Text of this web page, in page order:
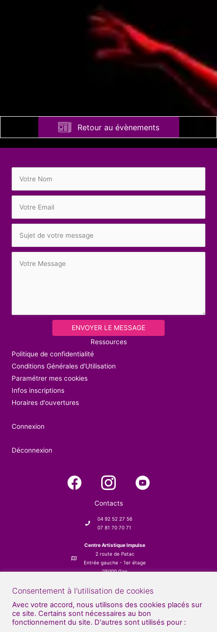
Retour au évènements
ENVOYER LE MESSAGE
Ressources
Politique de confidentialité
Conditions Générales d'Utilisation
Paramétrer mes cookies
Infos inscriptions
Horaires d'ouvertures
Connexion
Déconnexion
Contacts
04 92 52 27 56
07 81 70 70 71
Centre Artistique Impulse
2 route de Patac
Entrée gauche - 1er étage
05000 Gap
Consentement à l'utilisation de cookies
Avec votre accord, nous utilisons des cookies placés sur
ce site. Certains sont nécessaires au bon
fonctionnement du site. D'autres sont utilisés pour :